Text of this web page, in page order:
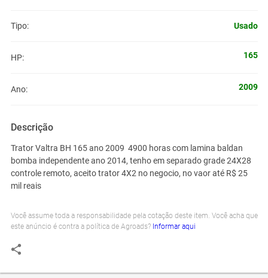
Tipo: Usado
HP: 165
Ano: 2009
Descrição
Trator Valtra BH 165 ano 2009 4900 horas com lamina baldan
bomba independente ano 2014, tenho em separado grade 24X28
controle remoto, aceito trator 4X2 no negocio, no vaor até R$ 25
mil reais
Você assume toda a responsabilidade pela cotação deste item. Você acha que
este anúncio é contra a política de Agroads? Informar aqui